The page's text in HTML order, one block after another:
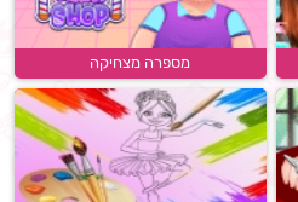
מספרה מצחיקה